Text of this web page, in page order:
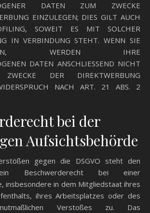
DATEN ZUM ZWECKE
EINZULEGEN; DIES GILT AUCH
SOWEIT ES MIT SOLCHER
IN VERBINDUNG STEHT. WENN SIE
WERDEN IHRE
DATEN ANSCHLIESSEND NICHT
DER DIREKTWERBUNG
NACH ART. 21 ABS. 2
bei der
Aufsichts­behörde
gegen die DSGVO steht den
Beschwerderecht bei einer
insbesondere in dem Mitgliedstaat ihres
ihres Arbeitsplatzes oder des
Verstoßes zu. Das